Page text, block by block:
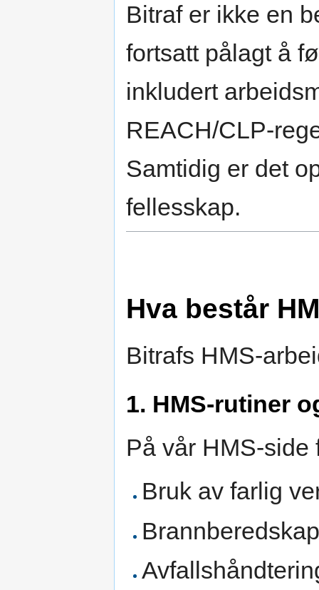
Bitraf er ikke en
fortsatt pålagt å
inkludert
REACH/CLP-
Samtidig er det
fellesskap.
Hva består
Bitrafs HMS-
1. HMS-rutiner
På vår HMS-side
Bruk av farlig